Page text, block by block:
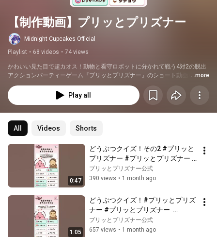
【制作動画】プリッとプリズナー
Midnight Cupcakes Official
Playlist • 68 videos • 74 views
かわいい見た目で超カオス！動物と看守ロボットに分かれて戦う4対2の脱出
アクションパーティーゲーム『プリッとプリズナー』のショート動画を制作
しました。
...more
Play all
All Videos Shorts
0:47
どうぶつクイズ！その2 #プリッと
プリズナー #プリッとプリズナー
#prittoprisoner #普力多普力茲納
#shorts #switch2
プリッとプリズナー公式
390 views • 1 month ago
1:05
どうぶつクイズ！#プリッとプリズ
ナー #プリッとプリズナー
#prittoprisoner #普力多普力茲納
#shorts #switch2
プリッとプリズナー公式
657 views • 1 month ago